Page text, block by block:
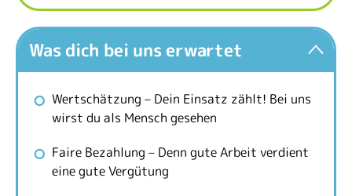
Was dich bei uns erwartet
Wertschätzung – Dein Einsatz zählt! Bei uns
wirst du als Mensch gesehen
Faire Bezahlung – Denn gute Arbeit verdient
eine gute Vergütung